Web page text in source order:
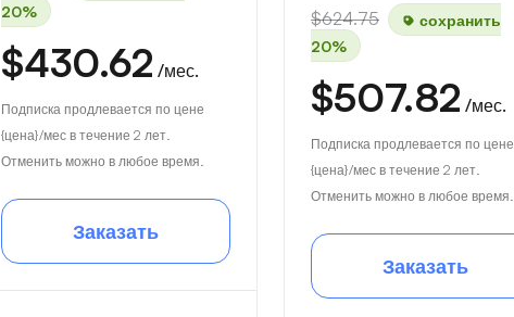
20%
$430.62 /мес.
Подписка продлевается по цене
{цена}/мес в течение 2 лет.
Отменить можно в любое время.
Заказать
$624.75
сохранить
20%
$507.82 /мес.
Подписка продлевается по цене
{цена}/мес в течение 2 лет.
Отменить можно в любое время.
Заказать